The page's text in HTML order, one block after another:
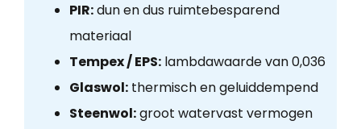
PIR:dun en dus ruimtebesparend
materiaal
Tempex / EPS:lambdawaarde van 0,036
Glaswol:thermisch en geluiddempend
Steenwol:groot watervast vermogen